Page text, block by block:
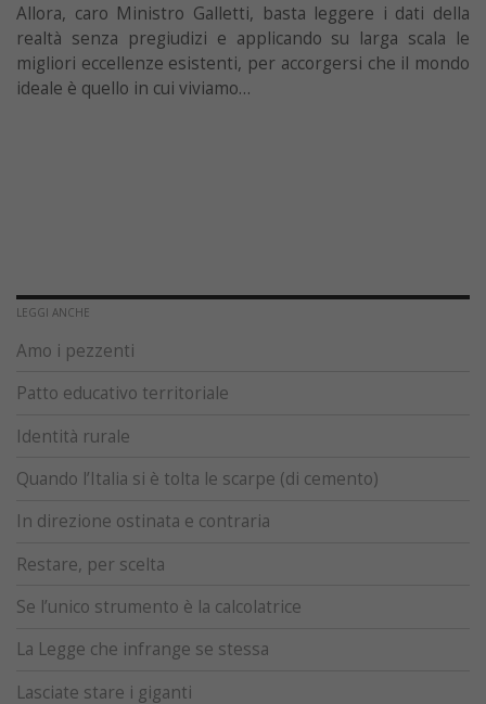
Allora, caro Ministro Galletti, basta leggere i dati della
realtà senza pregiudizi e applicando su larga scala le
migliori eccellenze esistenti, per accorgersi che il mondo
ideale è quello in cui viviamo…
LEGGI ANCHE
Amo i pezzenti
Patto educativo territoriale
Identità rurale
Quando l’Italia si è tolta le scarpe (di cemento)
In direzione ostinata e contraria
Restare, per scelta
Se l’unico strumento è la calcolatrice
La Legge che infrange se stessa
Lasciate stare i giganti